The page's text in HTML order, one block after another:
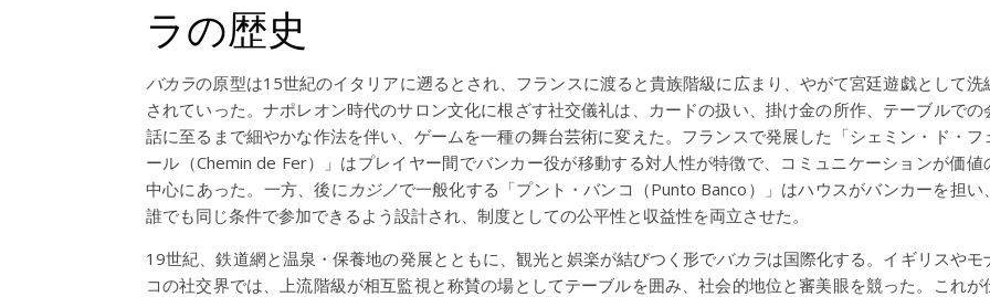
ラの歴史
バカラの原型は15世紀のイタリアに遡るとされ、フランスに渡ると貴族階級に広まり、やがて宮廷遊戯として洗
されていった。ナポレオン時代のサロン文化に根ざす社交儀礼は、カードの扱い、掛け金の所作、テーブルでの
話に至るまで細やかな作法を伴い、ゲームを一種の舞台芸術に変えた。フランスで発展した「シェミン・ド・フ
ール（Chemin de Fer）」はプレイヤー間でバンカー役が移動する対人性が特徴で、コミュニケーションが価値
中心にあった。一方、後に カジノで一般化する「プント・バンコ（Punto Banco）」はハウスがバンカーを担い、
誰でも同じ条件で参加できるよう設計され、制度としての公平性と収益性を両立させた。
19世紀、鉄道網と温泉・保養地の発展とともに、観光と娯楽が結びつく形でバカラは国際化する。イギリスやモ
コの社交界では、上流階級が相互監視と称賛の場としてテーブルを囲み、社会的地位と審美眼を競った。これが